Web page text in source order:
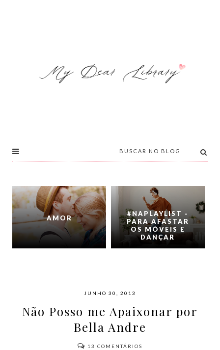
AMOR
#NAPLAYLIST -
PARA AFASTAR
OS MÓVEIS E
DANÇAR
JUNHO 30, 2013
Não Posso me Apaixonar por
Bella Andre
13 COMENTÁRIOS